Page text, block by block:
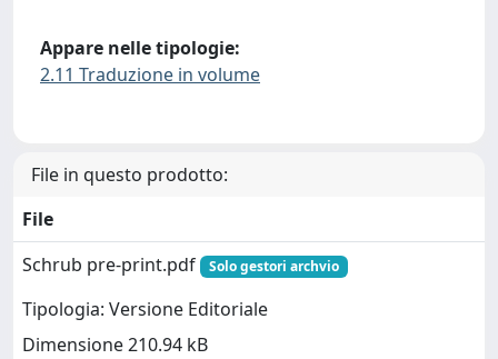
Appare nelle tipologie:
2.11 Traduzione in volume
File in questo prodotto:
File
Schrub pre-print.pdf
Solo gestori archvio
Tipologia: Versione Editoriale
Dimensione 210.94 kB